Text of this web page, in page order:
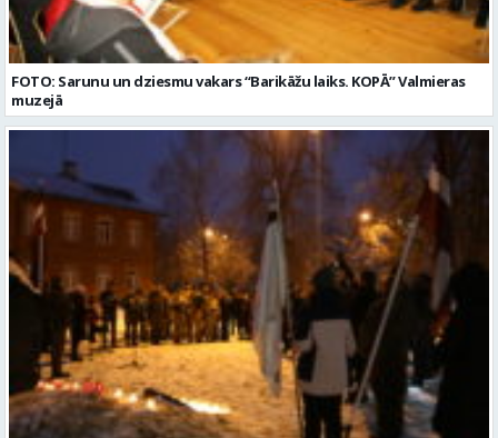
FOTO: Sarunu un dziesmu vakars “Barikāžu laiks. KOPĀ” Valmieras
muzejā